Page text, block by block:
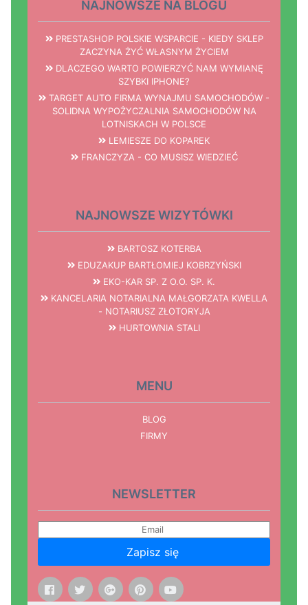
NAJNOWSZE NA BLOGU
PRESTASHOP POLSKIE WSPARCIE - KIEDY SKLEP
ZACZYNA ŻYĆ WŁASNYM ŻYCIEM
DLACZEGO WARTO POWIERZYĆ NAM WYMIANĘ
SZYBKI IPHONE?
TARGET AUTO FIRMA WYNAJMU SAMOCHODÓW -
SOLIDNA WYPOŻYCZALNIA SAMOCHODÓW NA
LOTNISKACH W POLSCE
LEMIESZE DO KOPAREK
FRANCZYZA - CO MUSISZ WIEDZIEĆ
NAJNOWSZE WIZYTÓWKI
BARTOSZ KOTERBA
EDUZAKUP BARTŁOMIEJ KOBRZYŃSKI
EKO-KAR SP. Z O.O. SP. K.
KANCELARIA NOTARIALNA MAŁGORZATA KWELLA
- NOTARIUSZ ZŁOTORYJA
HURTOWNIA STALI
MENU
BLOG
FIRMY
NEWSLETTER
Zapisz się